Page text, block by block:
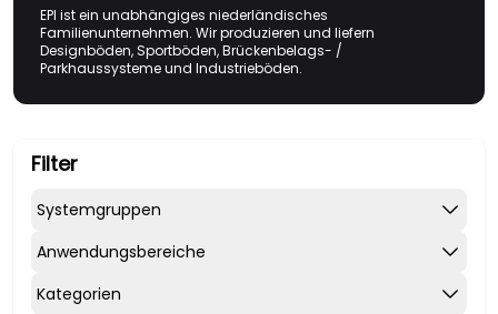
EPI ist ein unabhängiges niederländisches
Familienunternehmen. Wir produzieren und liefern
Designböden, Sportböden, Brückenbelags- /
Parkhaussysteme und Industrieböden.
Filter
Systemgruppen
Anwendungsbereiche
Kategorien